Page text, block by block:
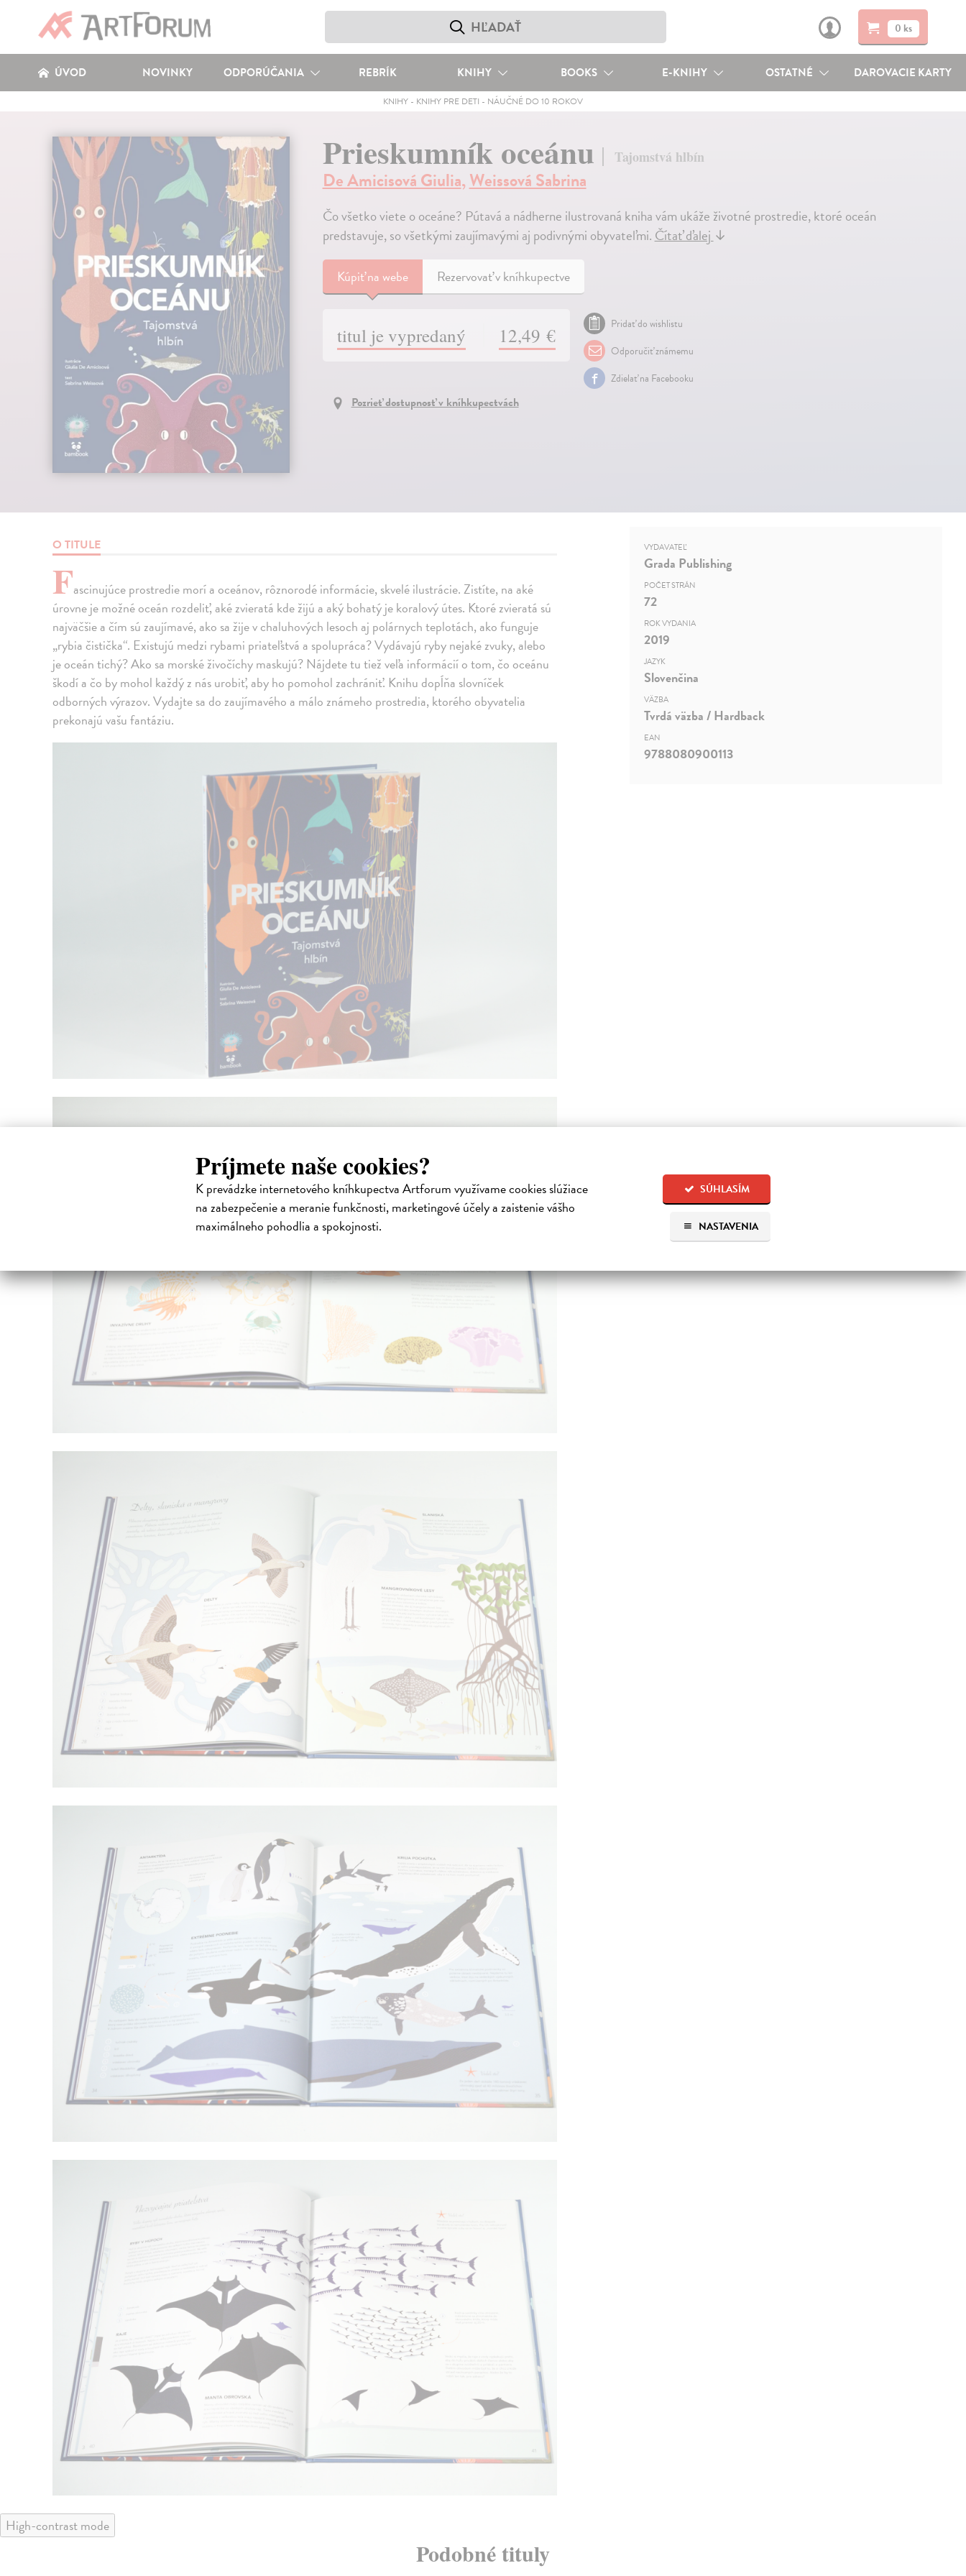
Príjmete naše cookies?
K prevádzke internetového kníhkupectva Artforum využívame cookies slúžiace
na zabezpečenie a meranie funkčnosti, marketingové účely a zaistenie vášho
maximálneho pohodlia a spokojnosti.
SÚHLASÍM
NASTAVENIA
0 ks
ÚVOD NOVINKY ODPORÚČANIA REBRÍK KNIHY BOOKS E-KNIHY OSTATNÉ DAROVACIE KARTY
KNIHY- KNIHY PRE DETI - NÁUČNÉ DO 10 ROKOV
Prieskumník oceánu Tajomstvá hlbín
De Amicisová Giulia,Weissová Sabrina
Čo všetko viete o oceáne? Pútavá a nádherne ilustrovaná kniha vám ukáže životné prostredie, ktoré oceán
predstavuje, so všetkými zaujímavými aj podivnými obyvateľmi.Čítať ďalej↓
Kúpiťna webe Rezervovať v kníhkupectve
titul je vypredaný 12,49 €
Pridať do wishlistu
Odporučiť známemu
Zdielať na Facebooku
Pozrieť dostupnosť v kníhkupectvách
O TITULE
Fascinujúce prostredie morí a oceánov, rôznorodé informácie, skvelé ilustrácie. Zistíte, na aké
úrovne je možné oceán rozdeliť, aké zvieratá kde žijú a aký bohatý je koralový útes. Ktoré zvieratá sú
najväčšie a čím sú zaujímavé, ako sa žije v chaluhových lesoch aj polárnych teplotách, ako funguje
„rybia čistička“. Existujú medzi rybami priateľstvá a spolupráca? Vydávajú ryby nejaké zvuky, alebo
je oceán tichý? Ako sa morské živočíchy maskujú? Nájdete tu tiež veľa informácií o tom, čo oceánu
škodí a čo by mohol každý z nás urobiť, aby ho pomohol zachrániť. Knihu dopĺňa slovníček
odborných výrazov. Vydajte sa do zaujímavého a málo známeho prostredia, ktorého obyvatelia
prekonajú vašu fantáziu.
VYDAVATEĽ
Grada Publishing
POČET STRÁN
72
ROK VYDANIA
2019
JAZYK
Slovenčina
VÄZBA
Tvrdá väzba / Hardback
EAN
9788080900113
High-contrast mode
Podobné tituly